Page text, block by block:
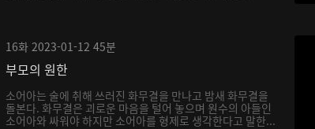
16화 2023-01-12 45분
부모의 원한
소어아는 술에 취해 쓰러진 화무결을 만나고 밤새 화무결을
돌본다. 화무결은 괴로운 마음을 털어 놓으며 원수의 아들인
소어아와 싸워야 하지만 소어아를 형제로 생각한다고 말한...